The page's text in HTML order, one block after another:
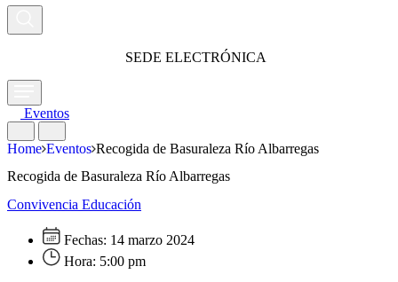
SEDE ELECTRÓNICA
Eventos
Home Eventos Recogida de Basuraleza Río Albarregas
Recogida de Basuraleza Río Albarregas
Convivencia Educación
Fechas: 14 marzo 2024
Hora: 5:00 pm